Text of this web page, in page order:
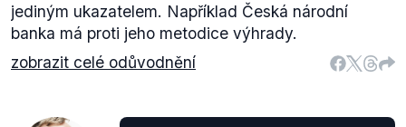
jediným ukazatelem. Například Česká národní
banka má proti jeho metodice výhrady.
zobrazit celé odůvodnění